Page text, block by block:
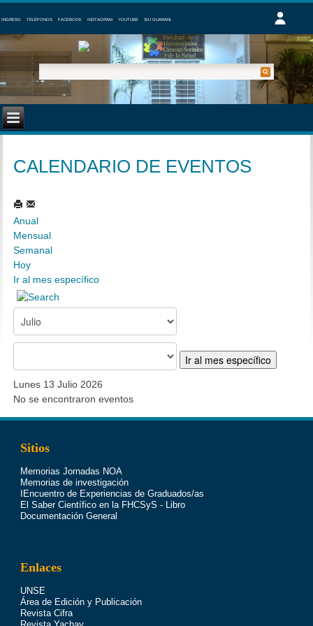
INGRESO TELÉFONOS FACEBOOK INSTAGRAM YOUTUBE SIU GUARANI
CALENDARIO DE EVENTOS
Anual
Mensual
Semanal
Hoy
Ir al mes específico
Ir al mes específico
Lunes 13 Julio 2026
No se encontraron eventos
Sitios
Memorias Jornadas NOA
Memorias de investigación
IEncuentro de Experiencias de Graduados/as
El Saber Científico en la FHCSyS - Libro
Documentación General
Enlaces
UNSE
Área de Edición y Publicación
Revista Cifra